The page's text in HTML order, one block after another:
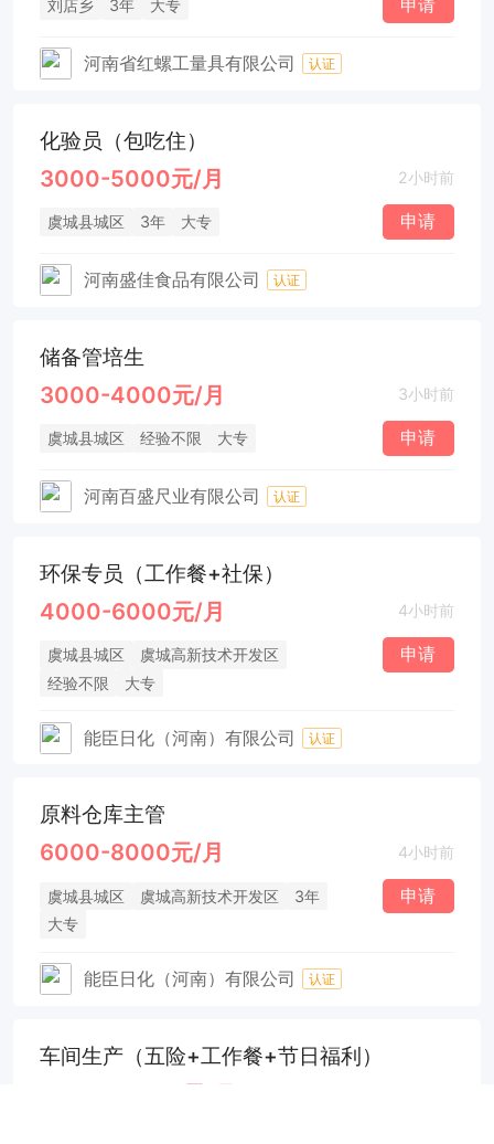
刘店乡 3年 大专 申请
河南省红螺工量具有限公司 认证
化验员（包吃住）
3000-5000元/月 2小时前
虞城县城区 3年 大专 申请
河南盛佳食品有限公司 认证
储备管培生
3000-4000元/月 3小时前
虞城县城区 经验不限 大专 申请
河南百盛尺业有限公司 认证
环保专员（工作餐+社保）
4000-6000元/月 4小时前
虞城县城区
虞城高新技术开发区
经验不限
大专
申请
能臣日化（河南）有限公司 认证
原料仓库主管
6000-8000元/月 4小时前
虞城县城区 虞城高新技术开发区
3年
大专
申请
能臣日化（河南）有限公司 认证
车间生产（五险+工作餐+节日福利）
6000-10000元/月